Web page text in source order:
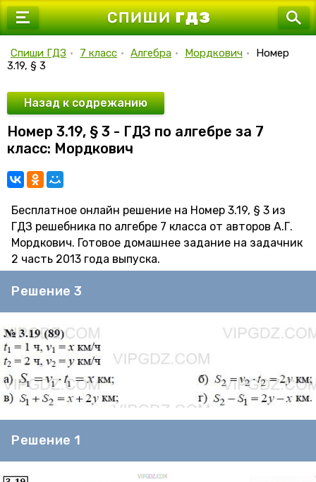
7 класс
9 класс
10 класс
11 класс
Спиши ГДЗ • 7 класс • Алгебра • Мордкович •
Номер
3.19, § 3
Назад к содрежанию
Номер 3.19, § 3 - ГДЗ по алгебре за 7
класс: Мордкович
Бесплатное онлайн решение на Номер 3.19, § 3 из
ГДЗ решебника по алгебре 7 класса от авторов А.Г.
Мордкович. Готовое домашнее задание на задачник
2 часть 2013 года выпуска.
Решение 3
Решение 1